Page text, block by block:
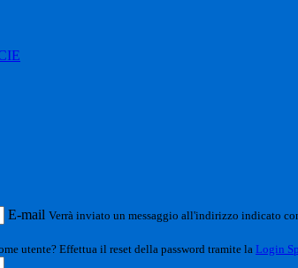
E-mail Verrà inviato un messaggio all'indirizzo indicato
utente? Effettua il reset della password tramite la Login